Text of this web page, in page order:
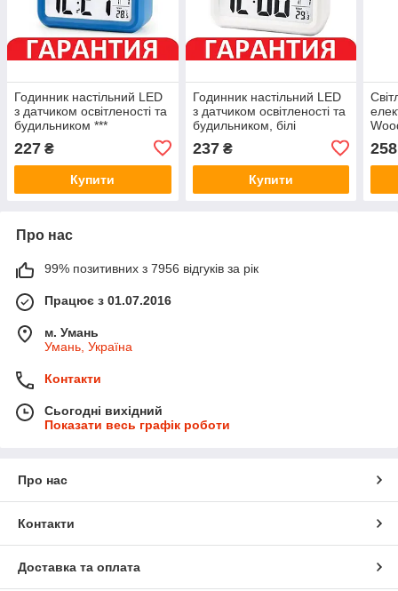
Годинник настільний LED
з датчиком освітленості та
будильником ***
227 ₴
Купити
Годинник настільний LED
з датчиком освітленості та
будильником, білі
237₴
Купити
258
Про нас
99% позитивних з 7956 відгуків за рік
Працює з 01.07.2016
м. Умань
Умань, Україна
Контакти
Сьогодні вихідний
Показати весь графік роботи
Про нас
Контакти
Доставка та оплата